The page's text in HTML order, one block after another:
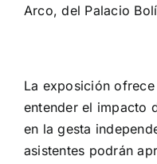
Arco, del Palacio
La exposición
entender el impacto
en la gesta
asistentes podrán